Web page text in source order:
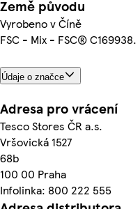
Země původu
Vyrobeno v Číně
FSC - Mix - FSC® C169938.
Údaje o značce
Adresa pro vrácení
Tesco Stores ČR a.s.
Vršovická 1527
68b
100 00 Praha
Infolinka: 800 222 555